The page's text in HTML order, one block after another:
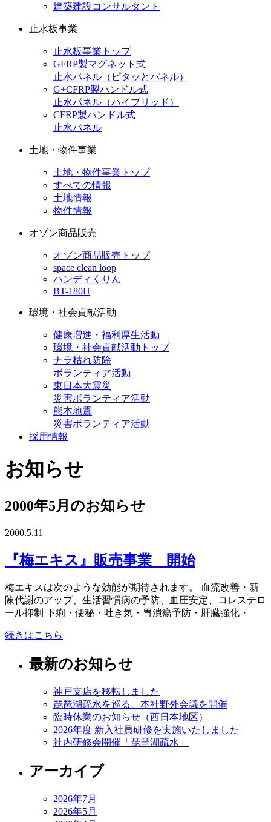
建築建設コンサルタント
止水板事業
止水板事業トップ
GFRP製マグネット式
止水パネル（ピタッとパネル）
G+CFRP製ハンドル式
止水パネル（ハイブリッド）
CFRP製ハンドル式
止水パネル
土地・物件事業
土地・物件事業トップ
すべての情報
土地情報
物件情報
オゾン商品販売
オゾン商品販売トップ
space clean loop
ハンディくりん
BT-180H
環境・社会貢献活動
健康増進・福利厚生活動
環境・社会貢献活動トップ
ナラ枯れ防除
ボランティア活動
東日本大震災
災害ボランティア活動
熊本地震
災害ボランティア活動
採用情報
お知らせ
2000年5月のお知らせ
2000.5.11
『梅エキス』販売事業 開始
梅エキスは次のような効能が期待されます。 血流改善・新
陳代謝のアップ、生活習慣病の予防、血圧安定、コレステロ
ール抑制 下痢・便秘・吐き気・胃潰瘍予防・肝臓強化・
続きはこちら
最新のお知らせ
神戸支店を移転しました
琵琶湖疏水を巡る、本社野外会議を開催
臨時休業のお知らせ（西日本地区）
2026年度 新入社員研修を実施いたしました
社内研修会開催「琵琶湖疏水」
アーカイブ
2026年7月
2026年5月